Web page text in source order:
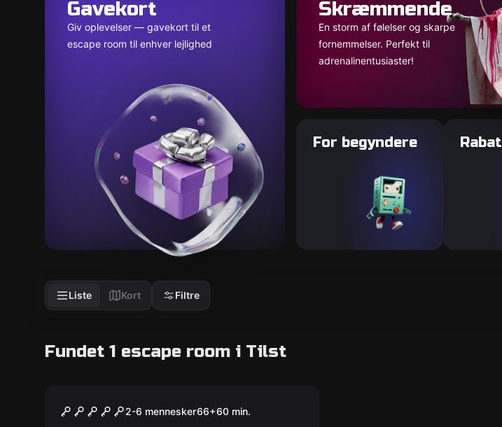
Gavekort
Giv oplevelser — gavekort til et
escape room til enhver lejlighed
Skræmmende
En storm af følelser og skarpe
fornemmelser. Perfekt til
adrenalinentusiaster!
For begyndere Rabat
Liste Kort Filtre
Fundet 1 escape room i Tilst
Wanted2-6 mennesker66+60 min.